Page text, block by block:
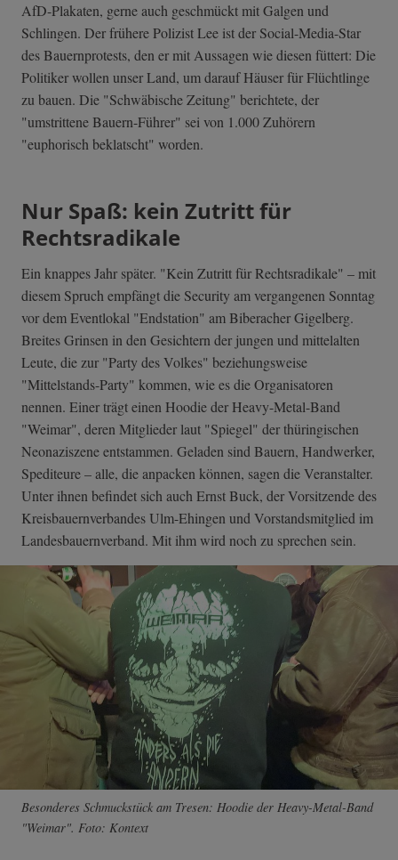
AfD-Plakaten, gerne auch geschmückt mit Galgen und
Schlingen. Der frühere Polizist Lee ist der Social-Media-Star
des Bauernprotests, den er mit Aussagen wie diesen füttert: Die
Politiker wollen unser Land, um darauf Häuser für Flüchtlinge
zu bauen. Die "Schwäbische Zeitung" berichtete, der
"umstrittene Bauern-Führer" sei von 1.000 Zuhörern
"euphorisch beklatscht" worden.
Nur Spaß: kein Zutritt für
Rechtsradikale
Ein knappes Jahr später. "Kein Zutritt für Rechtsradikale" – mit
diesem Spruch empfängt die Security am vergangenen Sonntag
vor dem Eventlokal "Endstation" am Biberacher Gigelberg.
Breites Grinsen in den Gesichtern der jungen und mittelalten
Leute, die zur "Party des Volkes" beziehungsweise
"Mittelstands-Party" kommen, wie es die Organisatoren
nennen. Einer trägt einen Hoodie der Heavy-Metal-Band
"Weimar", deren Mitglieder laut "Spiegel" der thüringischen
Neonaziszene entstammen. Geladen sind Bauern, Handwerker,
Spediteure – alle, die anpacken können, sagen die Veranstalter.
Unter ihnen befindet sich auch Ernst Buck, der Vorsitzende des
Kreisbauernverbandes Ulm-Ehingen und Vorstandsmitglied im
Landesbauernverband. Mit ihm wird noch zu sprechen sein.
Besonderes Schmuckstück am Tresen: Hoodie der Heavy-Metal-Band
"Weimar". Foto: Kontext